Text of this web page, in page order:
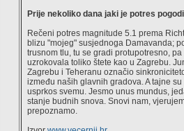
Prije nekoliko dana jaki je potres
Rečeni potres magnitude 5.1 prema
blizu "mojeg" susjednoga Damavanda;
trusnom tlu, tu se gradi protupotresno,
uzrokovala toliko štete kao u Zagrebu.
Zagrebu i Teheranu označio
između naših glavnih gradova. A tajne
usprkos svemu. Jesmo unus mundus,
stanje budnih snova. Snovi nam,
prepoznamo.